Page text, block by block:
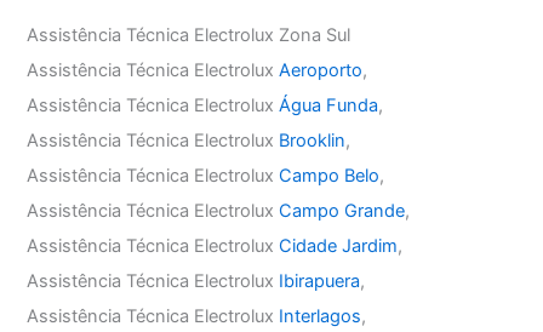
Assistência Técnica Electrolux Zona Sul
Assistência Técnica ElectroluxAeroporto,
Assistência Técnica ElectroluxÁgua Funda,
Assistência Técnica Electrolux Brooklin,
Assistência Técnica ElectroluxCampo Belo,
Assistência Técnica ElectroluxCampo Grande,
Assistência Técnica ElectroluxCidade Jardim,
Assistência Técnica Electrolux Ibirapuera,
Assistência Técnica Electrolux Interlagos,